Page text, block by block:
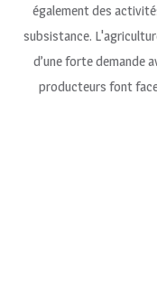
également des
subsistance.
d’une forte demande
producteurs font